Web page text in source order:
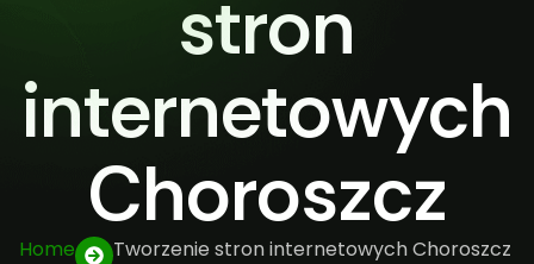
stron
internetowych
Choroszcz
Home Tworzenie stron internetowych Choroszcz